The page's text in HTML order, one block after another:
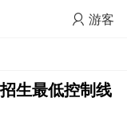
游客
生最低控制线